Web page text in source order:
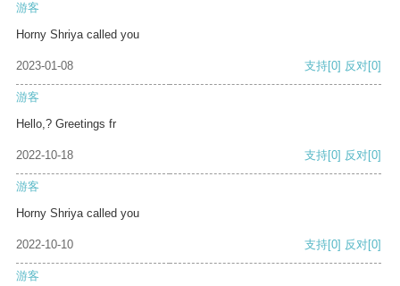
游客
Horny Shriya called you
2023-01-08 支持[0] 反对[0]
游客
Hello,? Greetings fr
2022-10-18 支持[0] 反对[0]
游客
Horny Shriya called you
2022-10-10 支持[0] 反对[0]
游客